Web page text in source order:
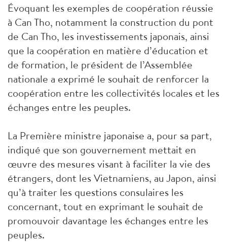
Évoquant les exemples de coopération réussie
à Can Tho, notamment la construction du pont
de Can Tho, les investissements japonais, ainsi
que la coopération en matière d’éducation et
de formation, le président de l’Assemblée
nationale a exprimé le souhait de renforcer la
coopération entre les collectivités locales et les
échanges entre les peuples.
La Première ministre japonaise a, pour sa part,
indiqué que son gouvernement mettait en
œuvre des mesures visant à faciliter la vie des
étrangers, dont les Vietnamiens, au Japon, ainsi
qu’à traiter les questions consulaires les
concernant, tout en exprimant le souhait de
promouvoir davantage les échanges entre les
peuples.